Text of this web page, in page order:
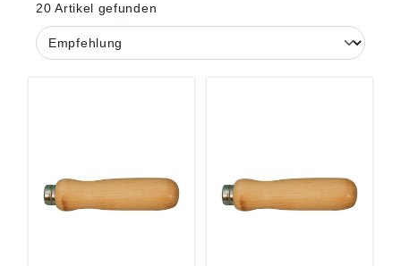
20 Artikel gefunden